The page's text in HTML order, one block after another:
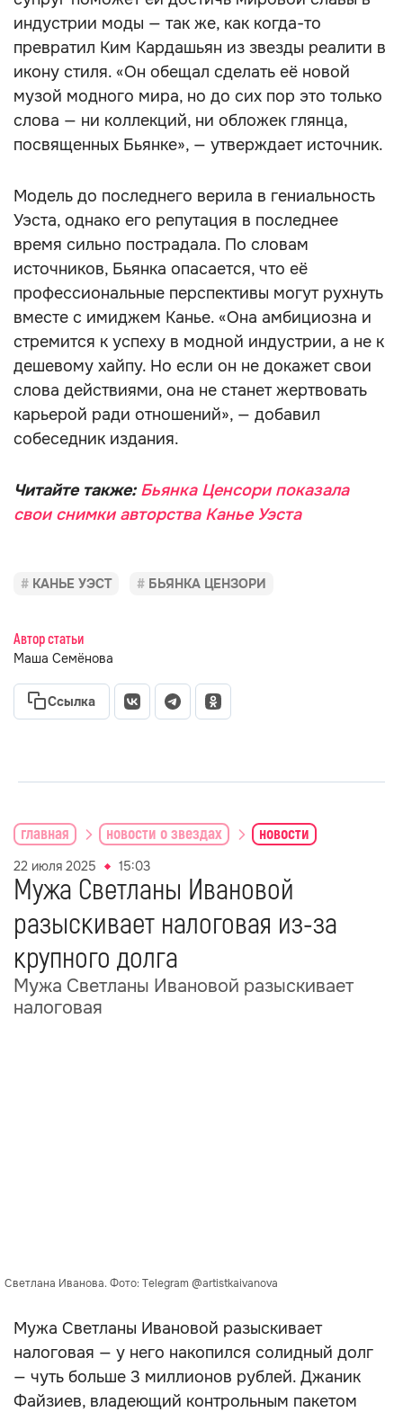
индустрии моды — так же, как когда-то
превратил Ким Кардашьян из звезды реалити в
икону стиля. «Он обещал сделать её новой
музой модного мира, но до сих пор это только
слова — ни коллекций, ни обложек глянца,
посвященных Бьянке», — утверждает источник.
Модель до последнего верила в гениальность
Уэста, однако его репутация в последнее
время сильно пострадала. По словам
источников, Бьянка опасается, что её
профессиональные перспективы могут рухнуть
вместе с имиджем Канье. «Она амбициозна и
стремится к успеху в модной индустрии, а не к
дешевому хайпу. Но если он не докажет свои
слова действиями, она не станет жертвовать
карьерой ради отношений», — добавил
собеседник издания.
Читайте также: Бьянка Ценсори показала
свои снимки авторства Канье Уэста
КАНЬЕ УЭСТ БЬЯНКА ЦЕНЗОРИ
Автор статьи
Маша Семёнова
Ссылка
главная новости о звездах новости
22 июля 2025 15:03
Мужа Светланы Ивановой
разыскивает налоговая из-за
крупного долга
Мужа Светланы Ивановой разыскивает
налоговая
Светлана Иванова. Фото: Telegram @artistkaivanova
Мужа Светланы Ивановой разыскивает
налоговая — у него накопился солидный долг
— чуть больше 3 миллионов рублей. Джаник
Файзиев, владеющий контрольным пакетом